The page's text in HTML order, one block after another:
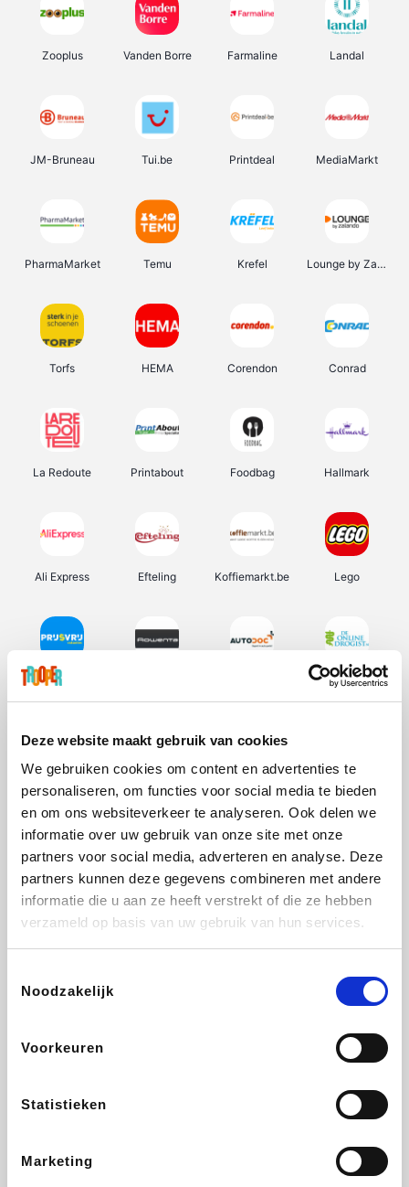
Deze website maakt gebruik van cookies
We gebruiken cookies om content en advertenties te
personaliseren, om functies voor social media te bieden
en om ons websiteverkeer te analyseren. Ook delen we
informatie over uw gebruik van onze site met onze
partners voor social media, adverteren en analyse. Deze
partners kunnen deze gegevens combineren met andere
informatie die u aan ze heeft verstrekt of die ze hebben
verzameld op basis van uw gebruik van hun services.
Noodzakelijk
Voorkeuren
Statistieken
Marketing
Zooplus Vanden Borre Farmaline Landal
JM-Bruneau Tui.be Printdeal MediaMarkt
PharmaMarket Temu Krefel Lounge by Zalando
Torfs HEMA Corendon Conrad
La Redoute Printabout Foodbag Hallmark
Ali Express Efteling Koffiemarkt.be Lego
Prijsvrij De Online Drogist
Vidaxl Plopsa Lampenlicht.be Adidas
All Accor
DectDirect ZEB
SupraBazar